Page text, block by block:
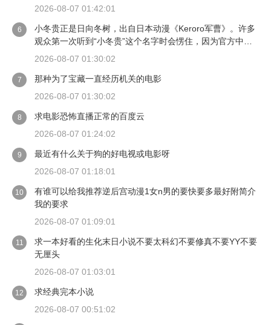
2026-08-07 01:42:01
6
小冬贵正是日向冬树，出自日本动漫《Keroro军曹》。许多
观众第一次听到“小冬贵”这个名字时会愣住，因为官方中文
翻译里这个角色叫“冬树”，而“冬贵”其实是日语发音相同的一
（Fuyuki），其中“樹”和“貴”在日语里都发“き”的音。早年一
些字幕组或个人汉化组在翻译时，把“冬樹”写成了“冬贵”，于
传开来。
2026-08-07 01:30:02
7
那种为了宝藏一直经历机关的电影
2026-08-07 01:30:02
8
求电影恐怖直播正常的百度云
2026-08-07 01:24:02
9
最近有什么关于狗的好电视或电影呀
2026-08-07 01:18:01
10
有谁可以给我推荐逆后宫动漫1女n男的要快要多最好附简介
我的要求
2026-08-07 01:09:01
11
求一本好看的生化末日小说不要太科幻不要修真不要YY不要
无厘头
2026-08-07 01:03:01
12
求经典完本小说
2026-08-07 00:51:02